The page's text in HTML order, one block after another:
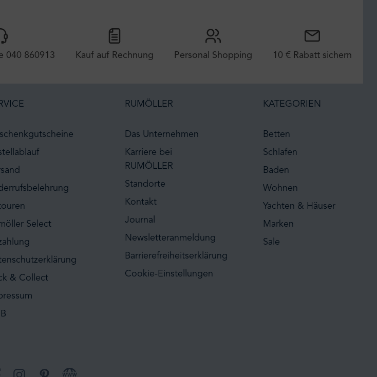
040 860913 Kauf auf Rechnung Personal Shopping 10 € Rabatt sichern
Select
& Collect
RUMÖLLER
Das Unternehmen
Karriere bei
RUMÖLLER
Standorte
Kontakt
Journal
Newsletteranmeldung
Barrierefreiheitserklärung
Cookie-Einstellungen
KATEGORIEN
Betten
Schlafen
Baden
Wohnen
Yachten & Häuser
Marken
Sale